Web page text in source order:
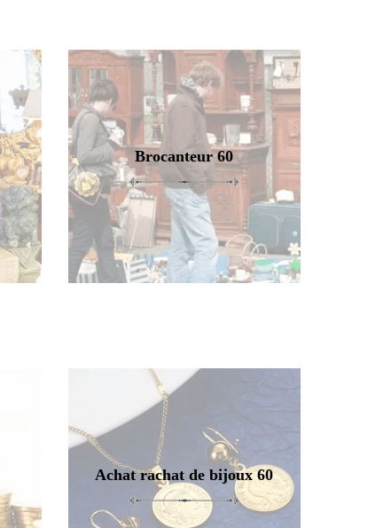
Brocanteur 60
Achat rachat de bijoux 60